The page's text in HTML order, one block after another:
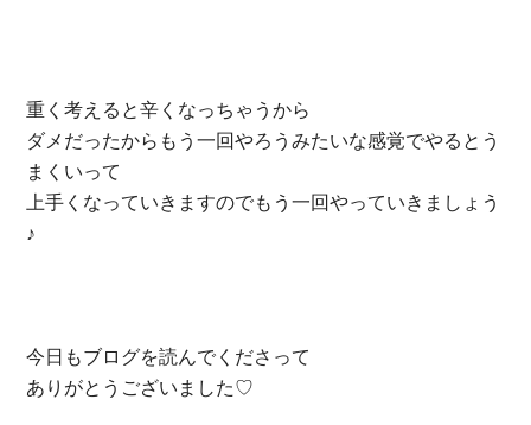
重く考えると辛くなっちゃうから
ダメだったからもう一回やろうみたいな感覚でやるとう
まくいって
上手くなっていきますのでもう一回やっていきましょう
♪
今日もブログを読んでくださって
ありがとうございました♡